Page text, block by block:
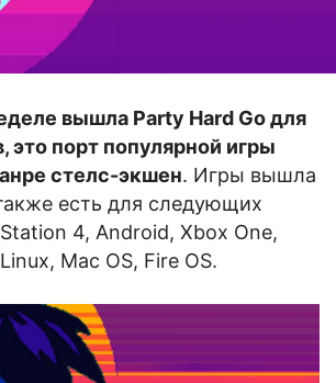
вышла Party Hard Go для
это порт популярной игры
стелс-экшен. Игры вышла
есть для следующих
4, Android, Xbox One,
Mac OS, Fire OS.